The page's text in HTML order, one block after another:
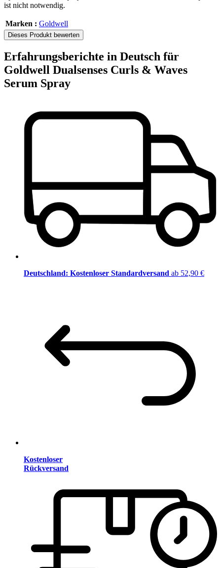
ist nicht notwendig.
Marken : Goldwell
Dieses Produkt bewerten
Erfahrungsberichte in Deutsch für
Goldwell Dualsenses Curls & Waves
Serum Spray
Deutschland: Kostenloser Standardversand ab 52,90 €
Kostenloser
Rückversand